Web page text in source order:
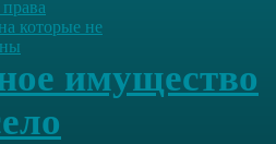
которые не
имущество